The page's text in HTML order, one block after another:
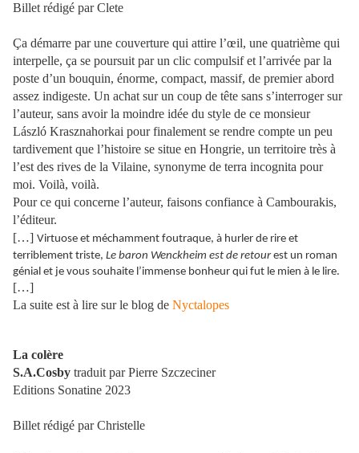
Billet rédigé par Clete
Ça démarre par une couverture qui attire l’œil, une quatrième qui
interpelle, ça se poursuit par un clic compulsif et l’arrivée par la
poste d’un bouquin, énorme, compact, massif, de premier abord
assez indigeste. Un achat sur un coup de tête sans s’interroger sur
l’auteur, sans avoir la moindre idée du style de ce monsieur
László Krasznahorkai pour finalement se rendre compte un peu
tardivement que l’histoire se situe en Hongrie, un territoire très à
l’est des rives de la Vilaine, synonyme de terra incognita pour
moi. Voilà, voilà.
Pour ce qui concerne l’auteur, faisons confiance à Cambourakis,
l’éditeur.
[…] Virtuose et méchamment foutraque, à hurler de rire et
terriblement triste, Le baron Wenckheim est de retourest un roman
génial et je vous souhaite l’immense bonheur qui fut le mien à le lire.
[…]
La suite est à lire sur le blog de Nyctalopes
La colère
S.A.Cosby traduit par Pierre Szczeciner
Editions Sonatine 2023
Billet rédigé par Christelle